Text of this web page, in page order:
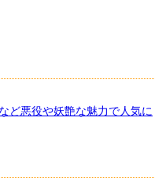
悪役や妖艶な魅力で人気に